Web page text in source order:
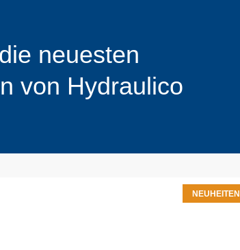
neuesten
von Hydraulico
NEUHEITEN